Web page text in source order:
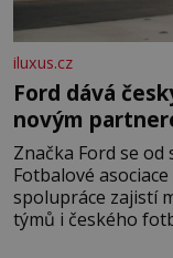
iluxus.cz
Ford dává
novým
Značka Ford se
Fotbalové
spolupráce zajistí
týmů i českého